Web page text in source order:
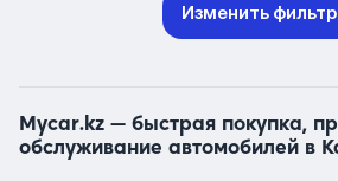
Изменить
Mycar.kz — быстрая покупка,
обслуживание автомобилей в